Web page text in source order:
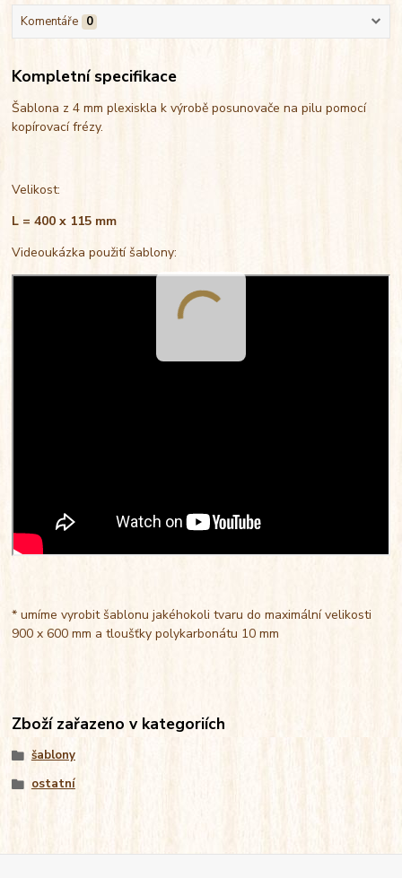
Komentáře 0
Kompletní specifikace
Šablona z 4 mm plexiskla k výrobě posunovače na pilu pomocí
kopírovací frézy.
Velikost:
L = 400 x 115 mm
Videoukázka použití šablony:
* umíme vyrobit šablonu jakéhokoli tvaru do maximální velikosti
900 x 600 mm a tloušťky polykarbonátu 10 mm
Zboží zařazeno v kategoriích
šablony
ostatní